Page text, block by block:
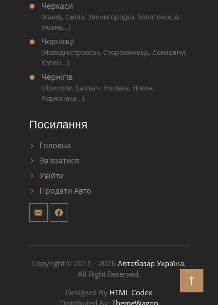
Черкаси
(Канів, Сміла, Звенигородка, Золотоноша,
Умань...)
Чернівці
(Новодністровськ, Сторожинець, Сокиряни,
Хотин...)
Чернігів
(Прилуки, Бахмач, Носівка, Ніжин,
Корюківка...)
Посилання
Головна
Зв'язатися
Увійти
Продати Авто
Copyright © 2011 – 2026 Автобазар Україна,
All Right Reserved.
Designed By HTML Codex